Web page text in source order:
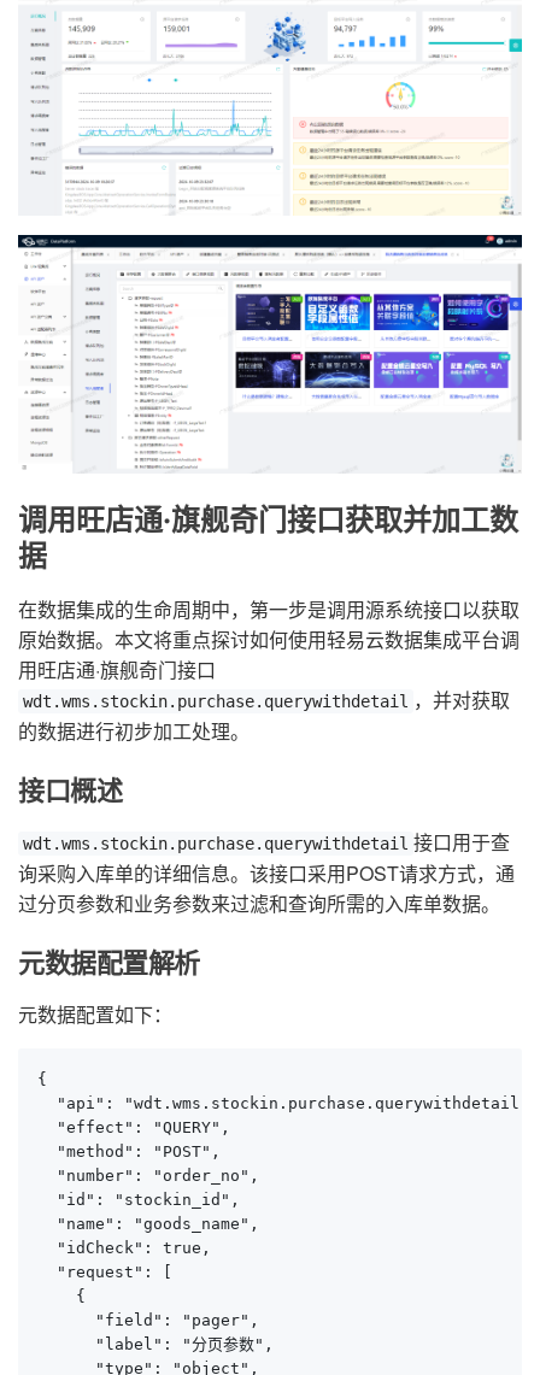
调用旺店通·旗舰奇门接口获取并加工数
据
在数据集成的生命周期中，第一步是调用源系统接口以获取
原始数据。本文将重点探讨如何使用轻易云数据集成平台调
用旺店通·旗舰奇门接口
wdt.wms.stockin.purchase.querywithdetail ，并对获取
的数据进行初步加工处理。
接口概述
wdt.wms.stockin.purchase.querywithdetail 接口用于查
询采购入库单的详细信息。该接口采用POST请求方式，通
过分页参数和业务参数来过滤和查询所需的入库单数据。
元数据配置解析
元数据配置如下：
{
  "api": "wdt.wms.stockin.purchase.querywithdetail",
  "effect": "QUERY",
  "method": "POST",
  "number": "order_no",
  "id": "stockin_id",
  "name": "goods_name",
  "idCheck": true,
  "request": [
    {
      "field": "pager",
      "label": "分页参数",
      "type": "object",